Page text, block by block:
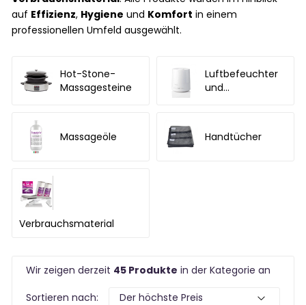
auf Effizienz, Hygiene und Komfort in einem
professionellen Umfeld ausgewählt.
Hot-Stone-
Massagesteine
Luftbefeuchter
und
Massageöle Handtücher
Verbrauchsmaterial
Wir zeigen derzeit 45 Produkte in der Kategorie an
Sortieren nach: